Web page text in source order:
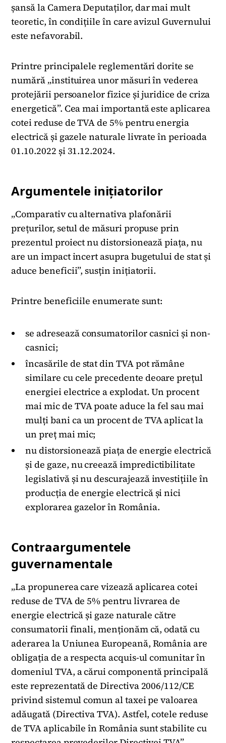
șansă la Camera Deputaților, dar mai mult
teoretic, în condițiile în care avizul Guvernului
este nefavorabil.
Printre principalele reglementări dorite se
numără „instituirea unor măsuri în vederea
protejării persoanelor fizice și juridice de criza
energetică”. Cea mai importantă este aplicarea
cotei reduse de TVA de 5% pentru energia
electrică și gazele naturale livrate în perioada
01.10.2022 și 31.12.2024.
Argumentele inițiatorilor
„Comparativ cu alternativa plafonării
prețurilor, setul de măsuri propuse prin
prezentul proiect nu distorsionează piața, nu
are un impact incert asupra bugetului de stat și
aduce beneficii”, susțin inițiatorii.
Printre beneficiile enumerate sunt:
se adresează consumatorilor casnici și non-
casnici;
încasările de stat din TVA pot rămâne
similare cu cele precedente deoare prețul
energiei electrice a explodat. Un procent
mai mic de TVA poate aduce la fel sau mai
mulți bani ca un procent de TVA aplicat la
un preț mai mic;
nu distorsionează piața de energie electrică
și de gaze, nu creează impredictibilitate
legislativă și nu descurajează investițiile în
producția de energie electrică și nici
explorarea gazelor în România.
Contraargumentele
guvernamentale
„La propunerea care vizează aplicarea cotei
reduse de TVA de 5% pentru livrarea de
energie electrică și gaze naturale către
consumatorii finali, menționăm că, odată cu
aderarea la Uniunea Europeană, România are
obligația de a respecta acquis-ul comunitar în
domeniul TVA, a cărui componentă principală
este reprezentată de Directiva 2006/112/CE
privind sistemul comun al taxei pe valoarea
adăugată (Directiva TVA). Astfel, cotele reduse
de TVA aplicabile în România sunt stabilite cu